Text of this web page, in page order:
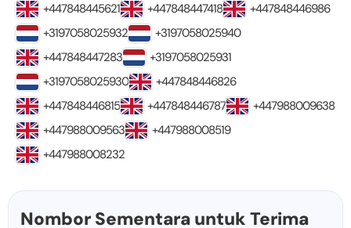
+447848445621 +447848447418
+447848446986
+3197058025932
+3197058025940
+447848447283
+3197058025931
+3197058025930
+447848446826
+447848446815
+447848446787
+447988009638
+447988009563
+447988008519
+447988008232
Nombor Sementara untuk Terima